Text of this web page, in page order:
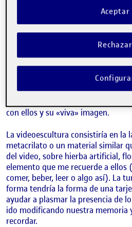
habían grabado de momentos
celebraciones, reuniones
una sorpresa. Así mismo, la
espectador a imaginar cómo
un futuro. Terrenos que, en lugar
sinfín de lápidas grises, éstas se
o proyecciones llenas de vidas. El
en el que nuestros seres queridos
con ellos y su «viva» imagen.
La videoescultura consistiría en la
metacrilato o un material similar
del video, sobre hierba artificial,
elemento que me recuerde a ellos
comer, beber, leer o algo así). La
forma tendría la forma de una
ayudar a plasmar la presencia de
ido modificando nuestra memoria
recordar.
Rechazar
Aceptar